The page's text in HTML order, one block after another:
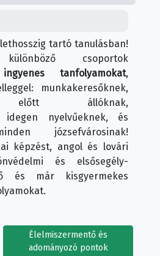
tartó tanulásban!
csoportok
tanfolyamokat,
munkakeresőknek,
előtt állóknak,
idegen nyelvűeknek, és
józsefvárosinak!
képzést, angol és lovári
és elsősegély-
és már kisgyermekes
Élelmiszermentő és
adományozó pontok